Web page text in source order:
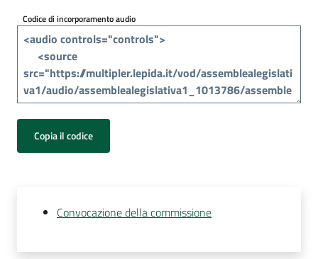
i
cittadini
Codice di incorporamento audio
Copia il codice
Convocazione della commissione